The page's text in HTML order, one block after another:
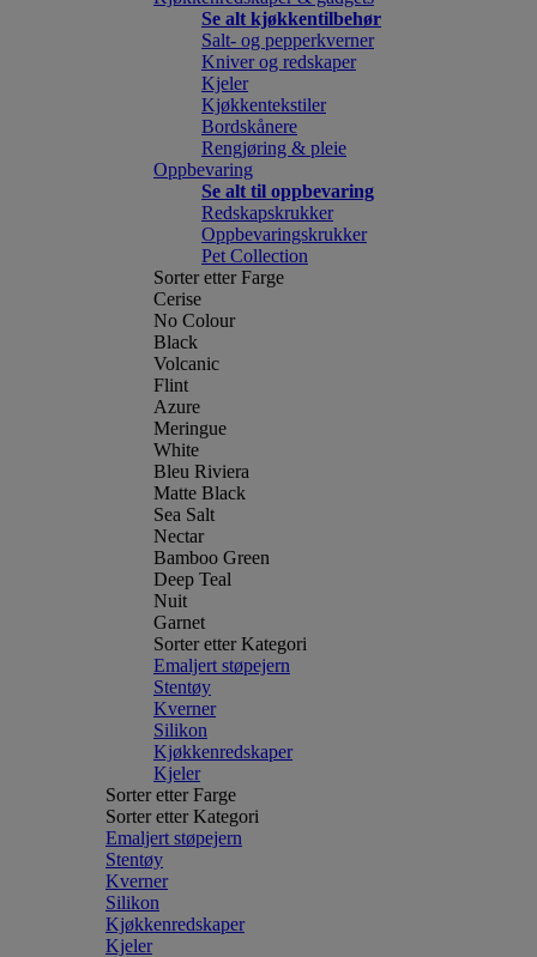
Se alt kjøkkentilbehør
Salt- og pepperkverner
Kniver og redskaper
Kjeler
Kjøkkentekstiler
Bordskånere
Rengjøring & pleie
Oppbevaring
Se alt til oppbevaring
Redskapskrukker
Oppbevaringskrukker
Pet Collection
Sorter etter Farge
Cerise
No Colour
Black
Volcanic
Flint
Azure
Meringue
White
Bleu Riviera
Matte Black
Sea Salt
Nectar
Bamboo Green
Deep Teal
Nuit
Garnet
Sorter etter Kategori
Emaljert støpejern
Stentøy
Kverner
Silikon
Kjøkkenredskaper
Kjeler
Sorter etter Farge
Sorter etter Kategori
Emaljert støpejern
Stentøy
Kverner
Silikon
Kjøkkenredskaper
Kjeler